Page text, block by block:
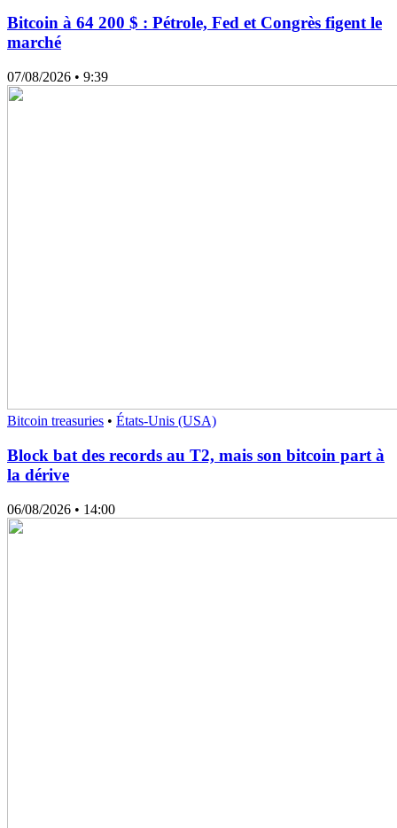
Bitcoin à 64 200 $ : Pétrole, Fed et Congrès figent le
marché
07/08/2026 • 9:39
Bitcoin treasuries • États-Unis (USA)
Block bat des records au T2, mais son bitcoin part à
la dérive
06/08/2026 • 14:00